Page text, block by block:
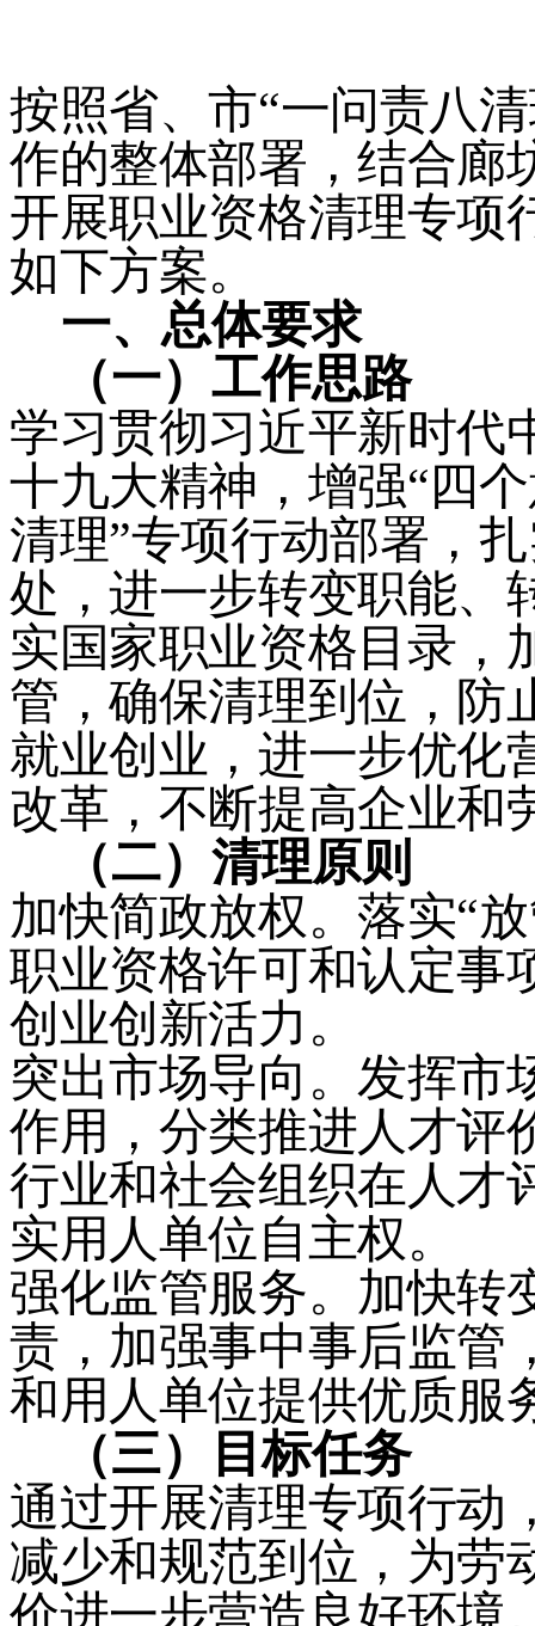
按照省、市“一问责八
作的整体部署，结合廊
开展职业资格清理专项
如下方案。
一、 总体要求
（一） 工作思路
学习贯彻习近平新时代
十九大精神，增强“四
清理”专项行动部署，
处，进一步转变职能、
实国家职业资格目录，
管，确保清理到位，防
就业创业，进一步优化
改革，不断提高企业和
（二） 清理原则
加快简政放权。落实“
职业资格许可和认定事
创业创新活力。
突出市场导向。发挥市
作用，分类推进人才评
行业和社会组织在人才
实用人单位自主权。
强化监管服务。加快转
责，加强事中事后监管
和用人单位提供优质服
（三）
目标任务
通过开展清理专项行动
减少和规范到位，为劳